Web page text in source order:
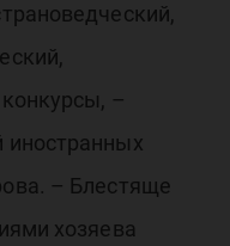
–
иностранных
– Блестяще
хозяева